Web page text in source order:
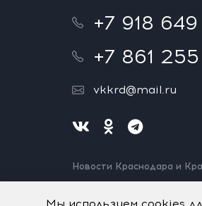
+7 918
+7 861
vkkrd@mail.ru
Новости Краснодара и
Нашли ошибку? Выделите